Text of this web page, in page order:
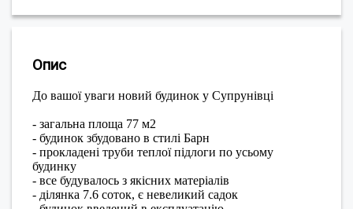
Опис
До вашої уваги новий будинок у Супрунівці
- загальна площа 77 м2
- будинок збудовано в стилі Барн
- прокладені труби теплої підлоги по усьому
будинку
- все будувалось з якісних матеріалів
- ділянка 7.6 соток, є невеликий садок